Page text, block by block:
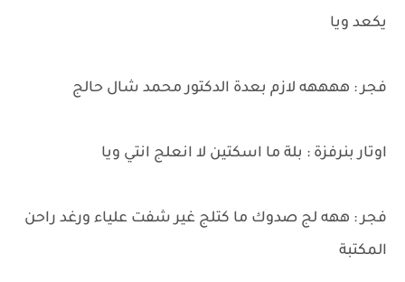
يكعد ويا
فجر : ههههه لازم بعدة الدكتور محمد شال حالج
اوتار بنرفزة : بلة ما اسكتين لا انعلج انتي ويا
فجر : ههه لج صدوك ما كتلج غير شفت علياء ورغد راحن
المكتبة